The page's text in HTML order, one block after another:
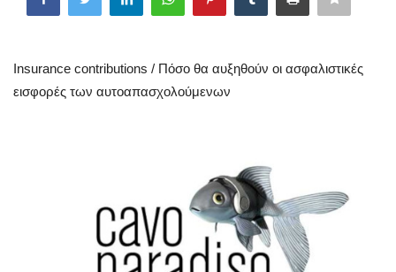
Sustainability
Insurance contributions / Πόσο θα αυξηθούν οι ασφαλιστικές
εισφορές των αυτοαπασχολούμενων